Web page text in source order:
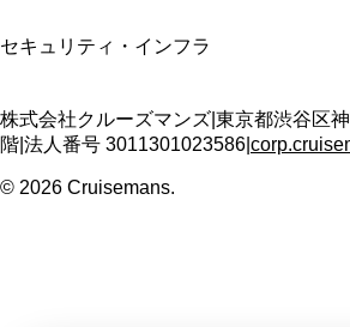
セキュリティ・インフラ
株式会社クルーズマンズ 東京都渋谷区
階 法人番号 3011301023586
© 2026 Cruisemans.